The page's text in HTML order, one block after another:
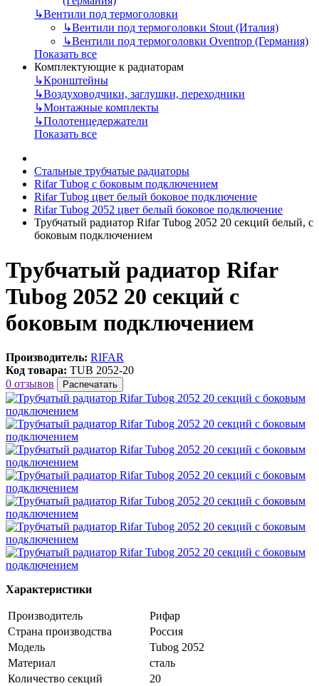
↳Вентили под термоголовки
↳Вентили под термоголовки Stout (Италия)
↳Вентили под термоголовки Oventrop (Германия)
Показать все
Комплектующие к радиаторам
↳Кронштейны
↳Воздуховодчики, заглушки, переходники
↳Монтажные комплекты
↳Полотенцедержатели
Показать все
Стальные трубчатые радиаторы
Rifar Tubog с боковым подключением
Rifar Tubog цвет белый боковое подключение
Rifar Tubog 2052 цвет белый боковое подключение
Трубчатый радиатор Rifar Tubog 2052 20 секций белый, с
боковым подключением
Трубчатый радиатор Rifar
Tubog 2052 20 секций с
боковым подключением
Производитель: RIFAR
Код товара: TUB 2052-20
0 отзывов
Распечатать
Характеристики
Производитель
Рифар
Страна производства
Россия
Модель
Tubog 2052
Материал
сталь
Количество секций
20